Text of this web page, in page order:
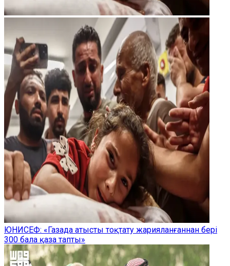
ЮНИСЕФ: «Газада атысты тоқтату жарияланғаннан бері
300 бала қаза тапты»